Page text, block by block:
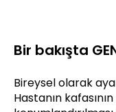
Bir bakışta
Bireysel olarak
Hastanın